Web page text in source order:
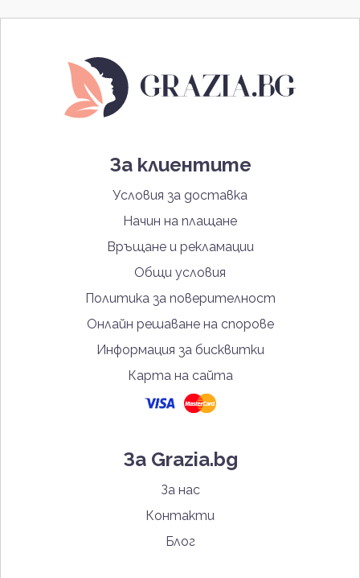
За клиентите
Условия за доставка
Начин на плащане
Връщане и рекламации
Общи условия
Политика за поверителност
Онлайн решаване на спорове
Информация за бисквитки
Карта на сайта
За Grazia.bg
За нас
Контакти
Блог